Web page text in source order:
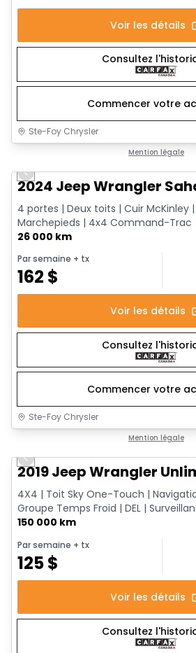
Voir les détails
Consultez
Commencer votre
Ste-Foy Chrysler
Mention légale
Previous slide
2024 Jeep Wrangler
4 portes | Deux toits | Cuir McKinley
Marchepieds | 4x4 Command-Trac
26 000 km
Par semaine + tx
162 $
Voir les détails
Consultez
Commencer votre
Ste-Foy Chrysler
Mention légale
Previous slide
2019 Jeep Wrangler
4X4 | Toit Sky One-Touch |
Groupe Temps Froid | DEL |
150 000 km
Par semaine + tx
125$
Voir les détails
Consultez